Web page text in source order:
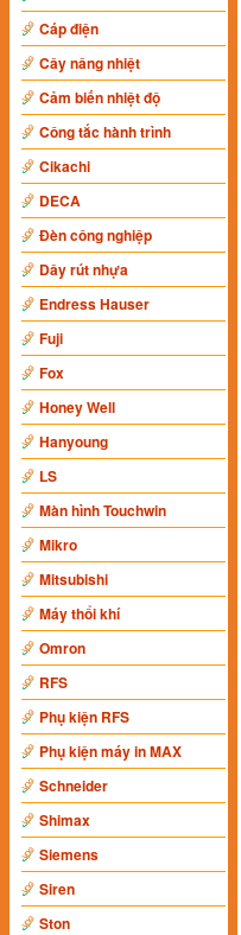
Cáp điện
Cây nâng nhiệt
Cảm biến nhiệt độ
Công tắc hành trình
Cikachi
DECA
Đèn công nghiệp
Dây rút nhựa
Endress Hauser
Fuji
Fox
Honey Well
Hanyoung
LS
Màn hình Touchwin
Mikro
Mitsubishi
Máy thổi khí
Omron
RFS
Phụ kiện RFS
Phụ kiện máy in MAX
Schneider
Shimax
Siemens
Siren
Ston